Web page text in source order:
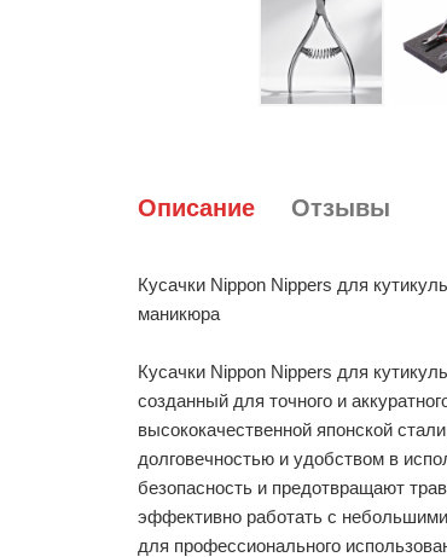
Описание Отзывы
Кусачки Nippon Nippers для
маникюра
Кусачки Nippon Nippers для
созданный для точного и
высококачественной японской
долговечностью и удобством в
безопасность и предотвращают
эффективно работать с
для профессионального